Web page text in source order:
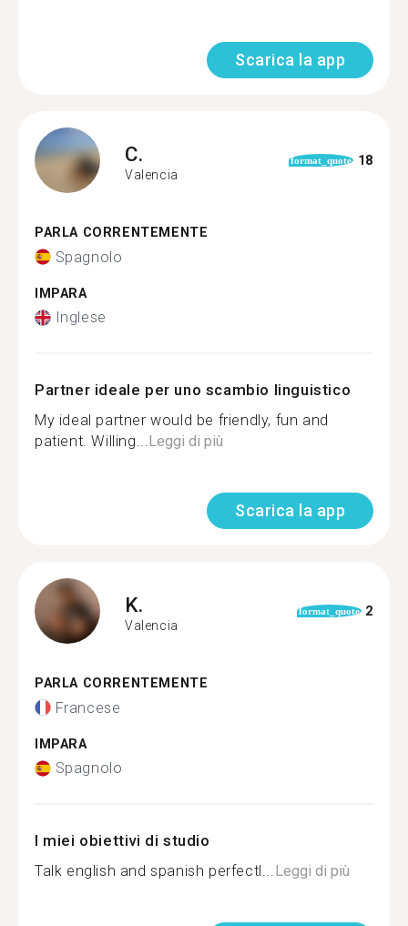
Scarica la app
C.
Valencia
format_quote 18
PARLA CORRENTEMENTE
Spagnolo
IMPARA
Inglese
Partner ideale per uno scambio linguistico
My ideal partner would be friendly, fun and
patient. Willing...Leggi di più
Scarica la app
K.
Valencia
format_quote 2
PARLA CORRENTEMENTE
Francese
IMPARA
Spagnolo
I miei obiettivi di studio
Talk english and spanish perfectl...Leggi di più